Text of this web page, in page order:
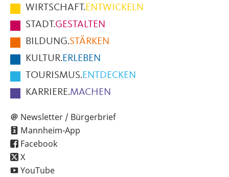
im
Fußbereich
der
Seite
WIRTSCHAFT.ENTWICKELN
STADT.GESTALTEN
BILDUNG.STÄRKEN
KULTUR.ERLEBEN
TOURISMUS.ENTDECKEN
KARRIERE.MACHEN
Newsletter / Bürgerbrief
Mannheim-App
Facebook
X
YouTube